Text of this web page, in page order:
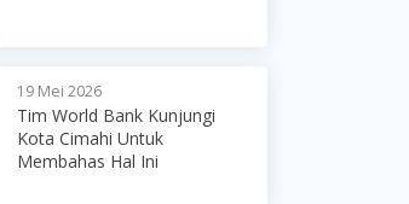
19 Mei 2026
Tim World Bank Kunjungi
Kota Cimahi Untuk
Membahas Hal Ini